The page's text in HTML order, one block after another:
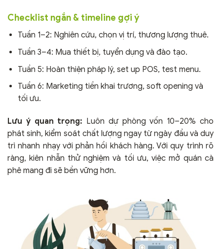
Checklist ngắn & timeline gợi ý
Tuần 1–2: Nghiên cứu, chọn vị trí, thương lượng thuê.
Tuần 3–4: Mua thiết bị, tuyển dụng và đào tạo.
Tuần 5: Hoàn thiện pháp lý, set up POS, test menu.
Tuần 6: Marketing tiền khai trương, soft opening và
tối ưu.
Lưu ý quan trọng: Luôn dự phòng vốn 10–20% cho
phát sinh, kiểm soát chất lượng ngay từ ngày đầu và duy
trì nhanh nhạy với phản hồi khách hàng. Với quy trình rõ
ràng, kiên nhẫn thử nghiệm và tối ưu, việc mở quán cà
phê mang đi sẽ bền vững hơn.